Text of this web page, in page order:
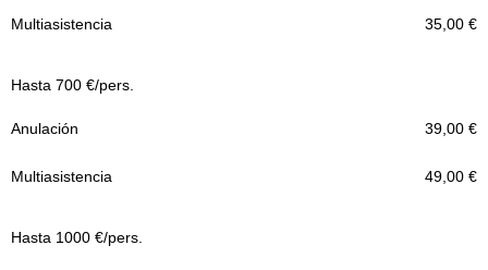
35,00 €
Hasta 700 €/pers.
39,00 €
49,00 €
Hasta 1000 €/pers.